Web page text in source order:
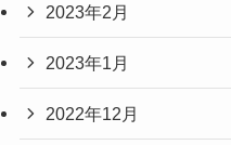
2023年2月
2023年1月
2022年12月